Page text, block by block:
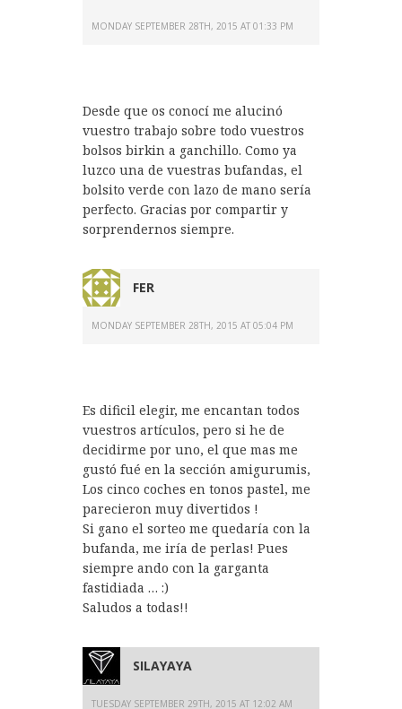
MONDAY SEPTEMBER 28TH, 2015 AT 01:33 PM
Desde que os conocí me alucinó
vuestro trabajo sobre todo vuestros
bolsos birkin a ganchillo. Como ya
luzco una de vuestras bufandas, el
bolsito verde con lazo de mano sería
perfecto. Gracias por compartir y
sorprendernos siempre.
FER
MONDAY SEPTEMBER 28TH, 2015 AT 05:04 PM
Es dificil elegir, me encantan todos
vuestros artículos, pero si he de
decidirme por uno, el que mas me
gustó fué en la sección amigurumis,
Los cinco coches en tonos pastel, me
parecieron muy divertidos !
Si gano el sorteo me quedaría con la
bufanda, me iría de perlas! Pues
siempre ando con la garganta
fastidiada … :)
Saludos a todas!!
SILAYAYA
TUESDAY SEPTEMBER 29TH, 2015 AT 12:02 AM